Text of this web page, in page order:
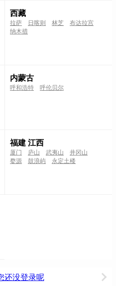
西藏
拉萨 日喀则 林芝
布达拉宫
纳木措
内蒙古
呼和浩特 呼伦贝尔
福建 江西
厦门 庐山 武夷山
井冈山
婺源
鼓浪屿 永定土楼
还没登录呢